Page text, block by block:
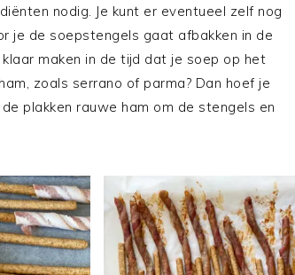
nodig. Je kunt er eventueel zelf nog
je de soepstengels gaat afbakken in de
maken in de tijd dat je soep op het
zoals serrano of parma? Dan hoef je
plakken rauwe ham om de stengels en